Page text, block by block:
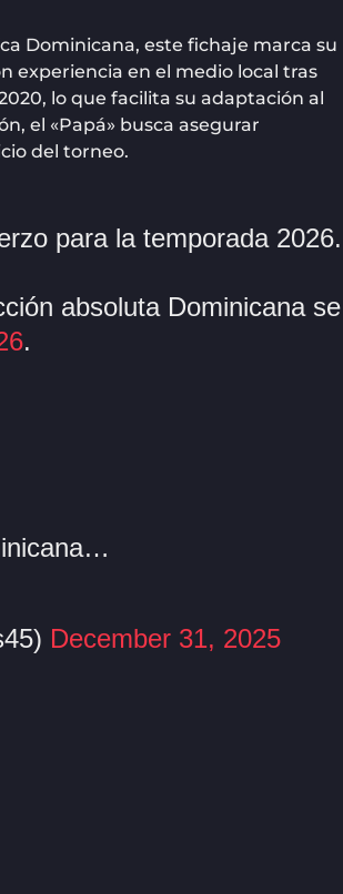
Dominicana, este fichaje marca su
experiencia en el medio local tras
lo que facilita su adaptación al
el «Papá» busca asegurar
del torneo.
para la temporada 2026.
absoluta Dominicana se
.
December 31, 2025